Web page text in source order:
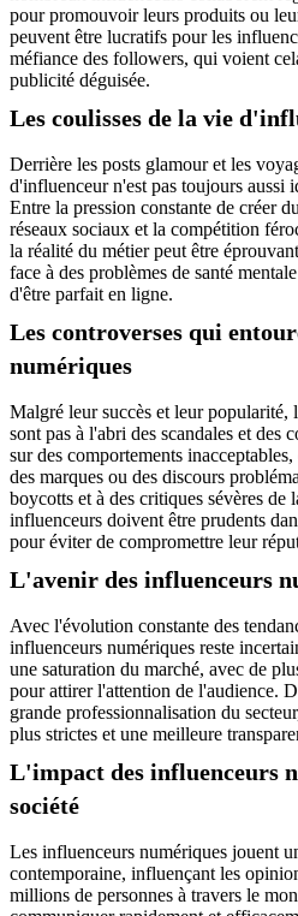
pour promouvoir leurs produits ou
peuvent être lucratifs pour les
méfiance des followers, qui voient
publicité déguisée.
Les coulisses de la vie
Derrière les posts glamour et les
d'influenceur n'est pas toujours aussi
Entre la pression constante de créer
réseaux sociaux et la compétition
la réalité du métier peut être
face à des problèmes de santé
d'être parfait en ligne.
Les controverses qui
numériques
Malgré leur succès et leur popularité,
sont pas à l'abri des scandales et des
sur des comportements
des marques ou des discours
boycotts et à des critiques sévères de
influenceurs doivent être prudents
pour éviter de compromettre leur
L'avenir des influenceurs
Avec l'évolution constante des
influenceurs numériques reste
une saturation du marché, avec de
pour attirer l'attention de l'audience.
grande professionnalisation du
plus strictes et une meilleure
L'impact des influenceurs
société
Les influenceurs numériques jouent
contemporaine, influençant les
millions de personnes à travers le